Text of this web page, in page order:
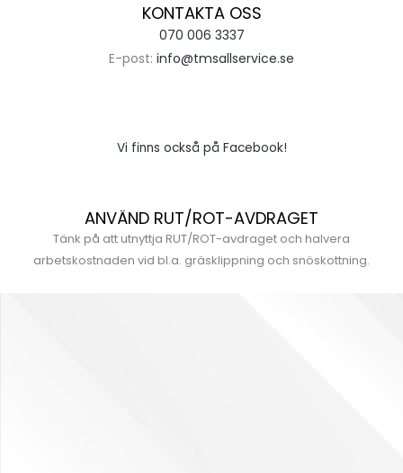
KONTAKTA OSS
070 006 3337
E-post: info@tmsallservice.se
Vi finns också på Facebook!
ANVÄND RUT/ROT-AVDRAGET
Tänk på att utnyttja RUT/ROT-avdraget och halvera
arbetskostnaden vid bl.a. gräsklippning och snöskottning.